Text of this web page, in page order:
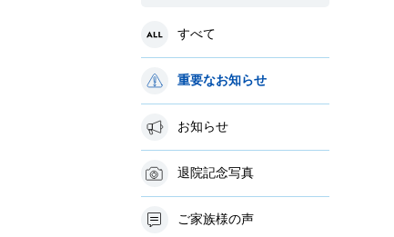
すべて
重要なお知らせ
お知らせ
退院記念写真
ご家族様の声